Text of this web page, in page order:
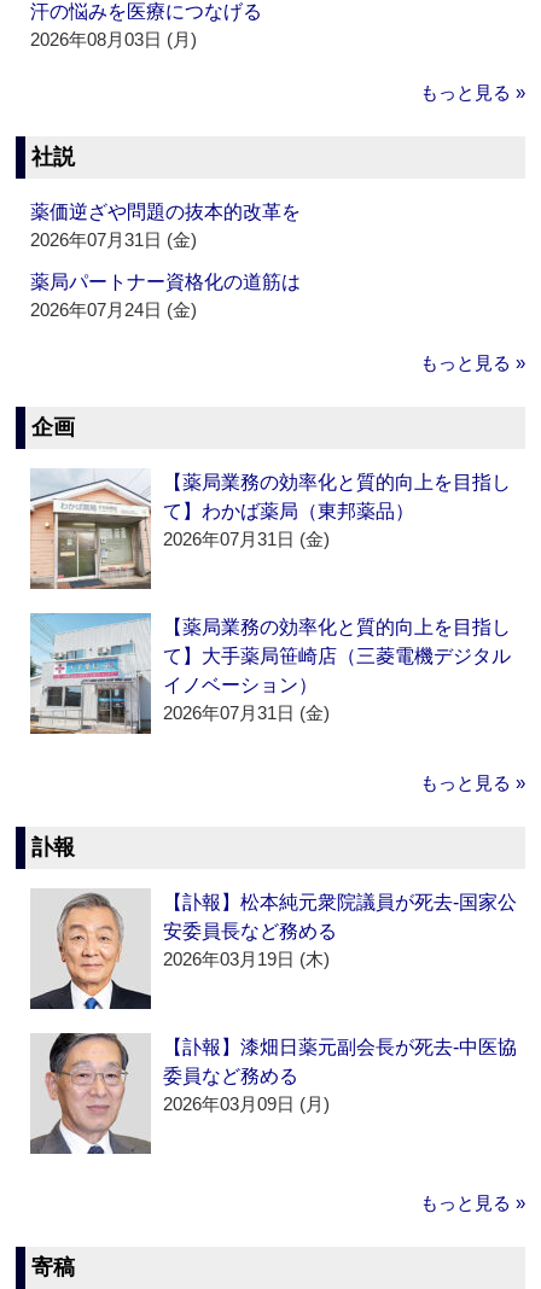
汗の悩みを医療につなげる
2026年08月03日 (月)
もっと見る »
社説
薬価逆ざや問題の抜本的改革を
2026年07月31日 (金)
薬局パートナー資格化の道筋は
2026年07月24日 (金)
もっと見る »
企画
【薬局業務の効率化と質的向上を目指し
て】わかば薬局（東邦薬品）
2026年07月31日 (金)
【薬局業務の効率化と質的向上を目指し
て】大手薬局笹崎店（三菱電機デジタル
イノベーション）
2026年07月31日 (金)
もっと見る »
訃報
【訃報】松本純元衆院議員が死去‐国家公
安委員長など務める
2026年03月19日 (木)
【訃報】漆畑日薬元副会長が死去‐中医協
委員など務める
2026年03月09日 (月)
もっと見る »
寄稿